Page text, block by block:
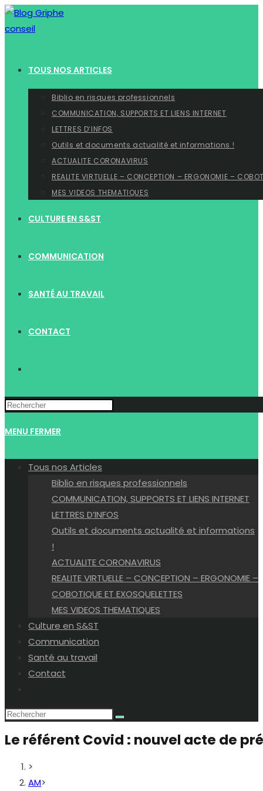
Skip
to
TOUS NOS ARTICLES
Biblio en risques professionnels
COMMUNICATION, SUPPORTS ET LIENS INTERNET
LETTRES D’INFOS
Outils et documents actualité et informations !
ACTUALITE CORONAVIRUS
REALITE VIRTUELLE – CONCEPTION – ERGONOMIE –
MES VIDEOS THEMATIQUES
CULTURE EN S&ST
COMMUNICATION
SANTÉ AU TRAVAIL
CONTACT
WEBSITE
MENU FERMER
Tous nos Articles
Biblio en risques professionnels
COMMUNICATION, SUPPORTS ET LIENS INTERNET
LETTRES D’INFOS
Outils et documents actualité et informations
!
ACTUALITE CORONAVIRUS
REALITE VIRTUELLE – CONCEPTION – ERGONOMIE –
COBOTIQUE ET EXOSQUELETTES
MES VIDEOS THEMATIQUES
Culture en S&ST
Communication
Santé au travail
Contact
search
Le référent Covid : nouvel acte de
>
AM>